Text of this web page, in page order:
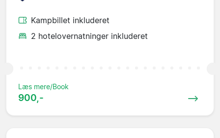
Kampbillet inkluderet
2 hotelovernatninger inkluderet
Læs mere/Book
900,-